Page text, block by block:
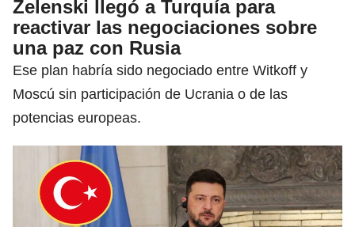
Zelenski llegó a Turquía para
reactivar las negociaciones sobre
una paz con Rusia
Ese plan habría sido negociado entre Witkoff y
Moscú sin participación de Ucrania o de las
potencias europeas.